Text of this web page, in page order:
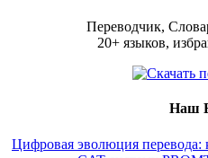
Переводчик,
20+ языков,
Наш
Цифровая эволюция перевода: